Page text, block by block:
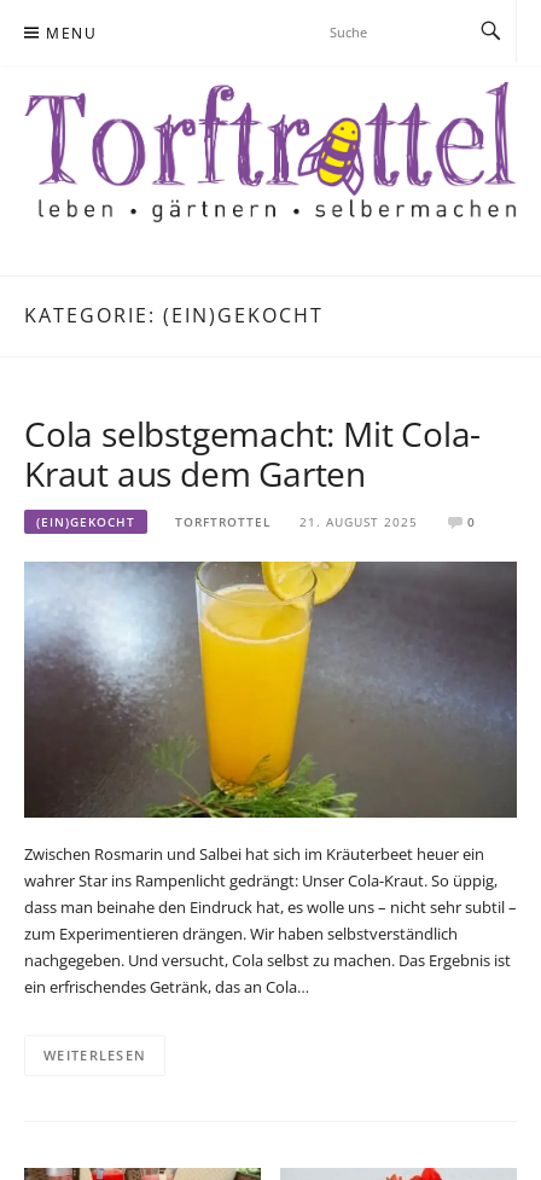
MENU
KATEGORIE: (EIN)GEKOCHT
Cola selbstgemacht: Mit Cola-
Kraut aus dem Garten
(EIN)GEKOCHT TORFTROTTEL 21. AUGUST 2025 0
Zwischen Rosmarin und Salbei hat sich im Kräuterbeet heuer ein
wahrer Star ins Rampenlicht gedrängt: Unser Cola-Kraut. So üppig,
dass man beinahe den Eindruck hat, es wolle uns – nicht sehr subtil –
zum Experimentieren drängen. Wir haben selbstverständlich
nachgegeben. Und versucht, Cola selbst zu machen. Das Ergebnis ist
ein erfrischendes Getränk, das an Cola…
WEITERLESEN